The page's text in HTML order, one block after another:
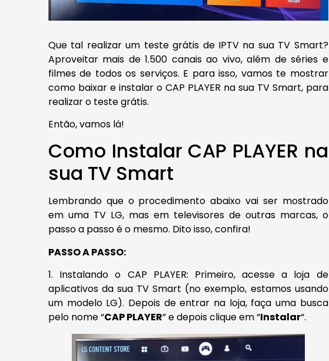
Que tal realizar um teste grátis de IPTV na sua TV Smart?
Aproveitar mais de 1.500 canais ao vivo, além de séries e
filmes de todos os serviços. E para isso, vamos te mostrar
como baixar e instalar o CAP PLAYER na sua TV Smart, para
realizar o teste grátis.
Então, vamos lá!
Como Instalar CAP PLAYER na
sua TV Smart
Lembrando que o procedimento abaixo vai ser mostrado
em uma TV LG, mas em televisores de outras marcas, o
passo a passo é o mesmo. Dito isso, confira!
PASSO A PASSO:
1. Instalando o CAP PLAYER: Primeiro, acesse a loja de
aplicativos da sua TV Smart (no exemplo, estamos usando
um modelo LG). Depois de entrar na loja, faça uma busca
pelo nome “CAP PLAYER” e depois clique em “Instalar“.